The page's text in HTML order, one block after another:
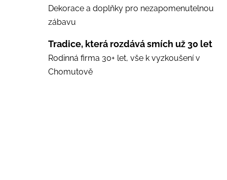
Dekorace a doplňky pro nezapomenutelnou
zábavu
Tradice, která rozdává smích už 30 let
Rodinná firma 30+ let, vše k vyzkoušení v
Chomutově